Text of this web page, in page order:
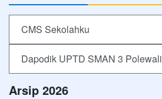
CMS Sekolahku
Dapodik UPTD SMAN 3 Polewali
Arsip 2026